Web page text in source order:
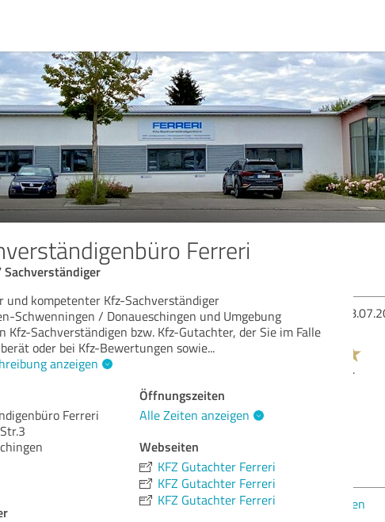
Ferreri
Sachverständiger
und kompetenter Kfz-Sachverständiger
Schwenningen / Donaueschingen und Umgebung
Kfz-Sachverständigen bzw. Kfz-Gutachter, der Sie im Falle
oder bei Kfz-Bewertungen sowie...
anzeigen
Ferreri
Öffnungszeiten
Alle Zeiten anzeigen
Webseiten
KFZ Gutachter Ferreri
KFZ Gutachter Ferreri
KFZ Gutachter Ferreri